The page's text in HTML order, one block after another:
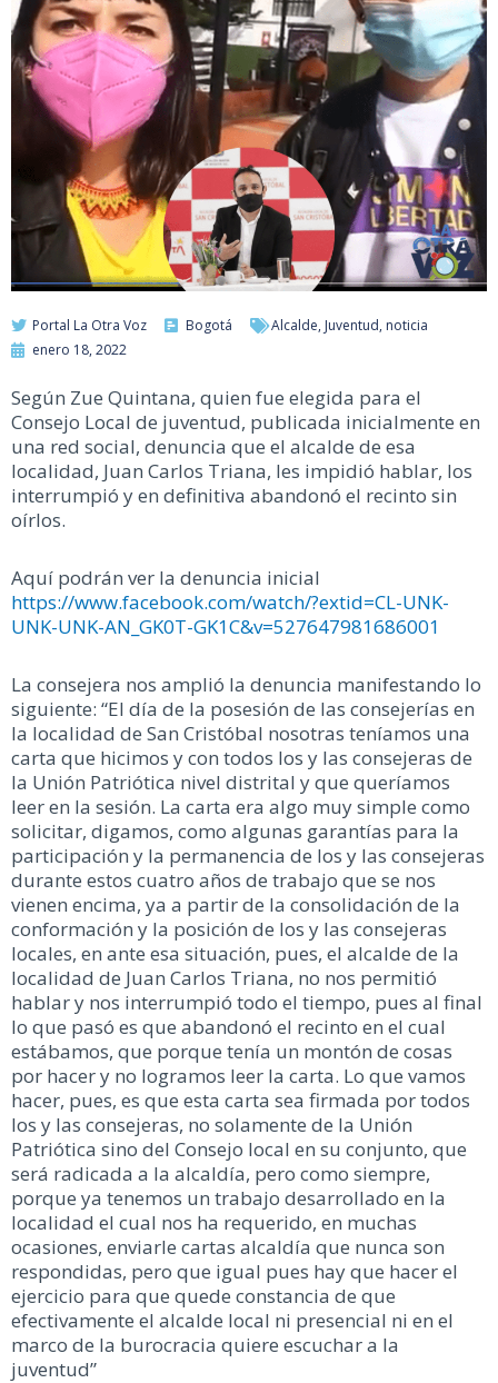
Portal La Otra Voz Bogotá Alcalde, Juventud, noticia
enero 18, 2022
Según Zue Quintana, quien fue elegida para el
Consejo Local de juventud, publicada inicialmente en
una red social, denuncia que el alcalde de esa
localidad, Juan Carlos Triana, les impidió hablar, los
interrumpió y en definitiva abandonó el recinto sin
oírlos.
Aquí podrán ver la denuncia inicial
https://www.facebook.com/watch/?extid=CL-UNK-
UNK-UNK-AN_GK0T-GK1C&v=527647981686001
La consejera nos amplió la denuncia manifestando lo
siguiente: “El día de la posesión de las consejerías en
la localidad de San Cristóbal nosotras teníamos una
carta que hicimos y con todos los y las consejeras de
la Unión Patriótica nivel distrital y que queríamos
leer en la sesión. La carta era algo muy simple como
solicitar, digamos, como algunas garantías para la
participación y la permanencia de los y las consejeras
durante estos cuatro años de trabajo que se nos
vienen encima, ya a partir de la consolidación de la
conformación y la posición de los y las consejeras
locales, en ante esa situación, pues, el alcalde de la
localidad de Juan Carlos Triana, no nos permitió
hablar y nos interrumpió todo el tiempo, pues al final
lo que pasó es que abandonó el recinto en el cual
estábamos, que porque tenía un montón de cosas
por hacer y no logramos leer la carta. Lo que vamos
hacer, pues, es que esta carta sea firmada por todos
los y las consejeras, no solamente de la Unión
Patriótica sino del Consejo local en su conjunto, que
será radicada a la alcaldía, pero como siempre,
porque ya tenemos un trabajo desarrollado en la
localidad el cual nos ha requerido, en muchas
ocasiones, enviarle cartas alcaldía que nunca son
respondidas, pero que igual pues hay que hacer el
ejercicio para que quede constancia de que
efectivamente el alcalde local ni presencial ni en el
marco de la burocracia quiere escuchar a la
juventud”